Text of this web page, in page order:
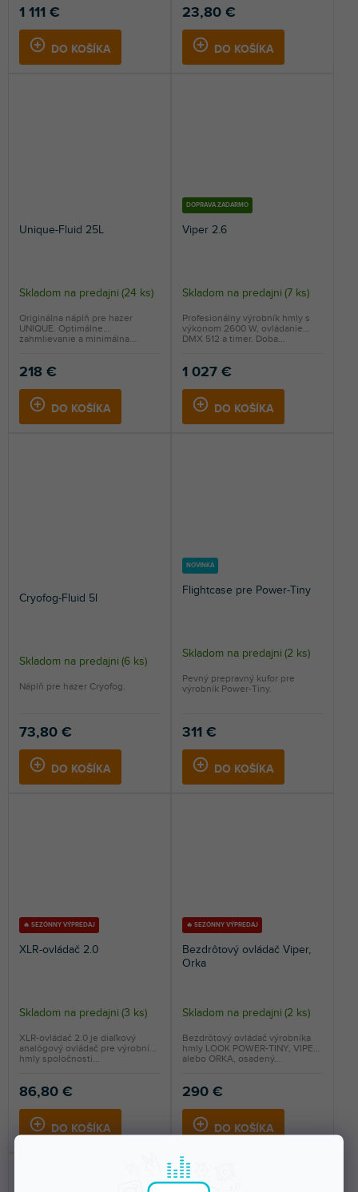
1 111 €
DO KOŠÍKA
23,80 €
DO KOŠÍKA
Unique-Fluid 25L
Skladom na predajni (24 ks)
218 €
DO KOŠÍKA
Originálna náplň pre hazer
UNIQUE. Optimálne
zahmlievanie a minimálna...
DOPRAVA ZADARMO
Viper 2.6
Skladom na predajni (7 ks)
1 027 €
DO KOŠÍKA
Profesionálny výrobník hmly s
výkonom 2600 W, ovládanie
DMX 512 a timer. Doba...
Cryofog-Fluid 5l
Skladom na predajni (6 ks)
73,80 €
DO KOŠÍKA
Náplň pre hazer Cryofog.
NOVINKA
Flightcase pre Power-Tiny
Skladom na predajni (2 ks)
311 €
DO KOŠÍKA
Pevný prepravný kufor pre
výrobník Power-Tiny.
🔥 SEZÓNNY VÝPREDAJ
XLR-ovládač 2.0
Skladom na predajni (3 ks)
86,80 €
DO KOŠÍKA
XLR-ovládač 2.0 je diaľkový
analógový ovládač pre výrobníky
hmly spoločnosti...
🔥 SEZÓNNY VÝPREDAJ
Bezdrôtový ovládač Viper,
Orka
Skladom na predajni (2 ks)
290 €
DO KOŠÍKA
Bezdrôtový ovládač výrobníka
hmly LOOK POWER-TINY, VIPER
alebo ORKA, osadený...